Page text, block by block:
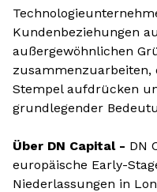
Kundenbeziehungen
außergewöhnlichen
zusammenzuarbeiten,
Stempel aufdrücken
grundlegender
Über DN Capital - DN
europäische Early-
Niederlassungen in